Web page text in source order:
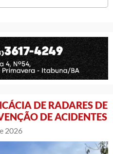
DE RADARES DE
DE ACIDENTES
2026